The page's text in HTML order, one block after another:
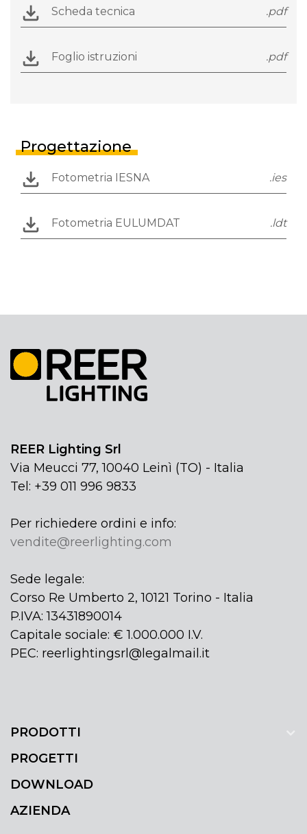
Scheda tecnica .pdf
Foglio istruzioni .pdf
Progettazione
Fotometria IESNA .ies
Fotometria EULUMDAT .ldt
REER Lighting Srl
Via Meucci 77, 10040 Leinì (TO) - Italia
Tel: +39 011 996 9833
Per richiedere ordini e info:
vendite@reerlighting.com
Sede legale:
Corso Re Umberto 2, 10121 Torino - Italia
P.IVA: 13431890014
Capitale sociale: € 1.000.000 I.V.
PEC: reerlightingsrl@legalmail.it
PRODOTTI
PROGETTI
DOWNLOAD
AZIENDA